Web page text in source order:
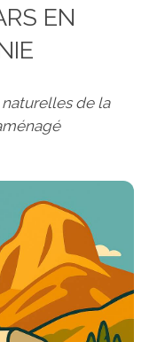
EN
de la